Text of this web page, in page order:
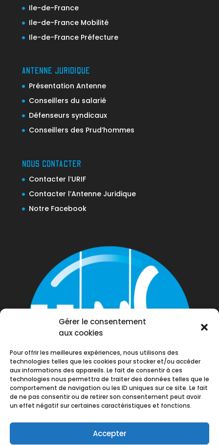
Gérer le consentement
aux cookies
Pour offrir les meilleures expériences, nous utilisons des
technologies telles que les cookies pour stocker et/ou accéder
aux informations des appareils. Le fait de consentir à ces
technologies nous permettra de traiter des données telles que le
comportement de navigation ou les ID uniques sur ce site. Le fait
de ne pas consentir ou de retirer son consentement peut avoir
un effet négatif sur certaines caractéristiques et fonctions.
Accepter
Ile-de-France
Ile-de-France Mobilité
Ile-de-France Préfecture
ANTENNE JURIDIQUE
Présentation Antenne
Conseillers du salarié
Défenseurs syndicaux
Conseillers des Prud’hommes
NOUS CONTACTER
Contacter l’URIF
Contacter l’Antenne Juridique
Notre Facebook